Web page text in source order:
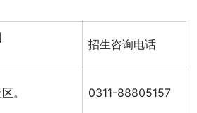
招生咨询电话
。 0311-88805157